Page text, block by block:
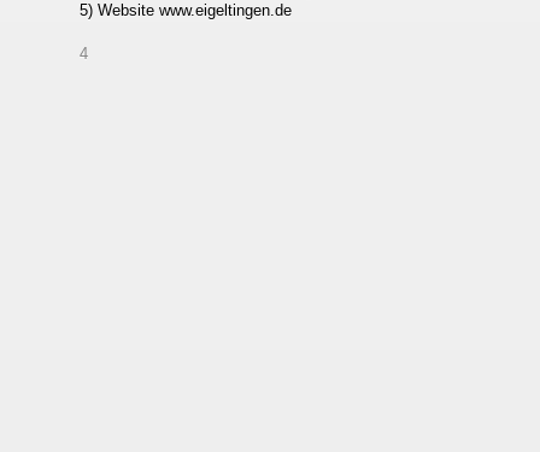
5) Website www.eigeltingen.de
4